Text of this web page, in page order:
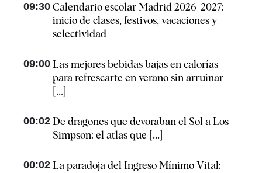
09:30 Calendario escolar Madrid 2026-2027:
inicio de clases, festivos, vacaciones y
selectividad
09:00 Las mejores bebidas bajas en calorías
para refrescarte en verano sin arruinar
[...]
00:02 De dragones que devoraban el Sol a Los
Simpson: el atlas que [...]
00:02 La paradoja del Ingreso Mínimo Vital: